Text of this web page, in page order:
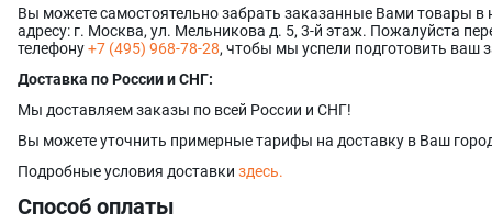
Вы можете самостоятельно забрать заказанные Вами товары
адресу: г. Москва, ул. Мельникова д. 5, 3-й этаж. Пожалуйста
телефону+7 (495) 968-78-28, чтобы мы успели подготовить ваш
Доставка по России и СНГ:
Мы доставляем заказы по всей России и СНГ!
Вы можете уточнить примерные тарифы на доставку в Ваш
Подробные условия доставки здесь.
Способ оплаты